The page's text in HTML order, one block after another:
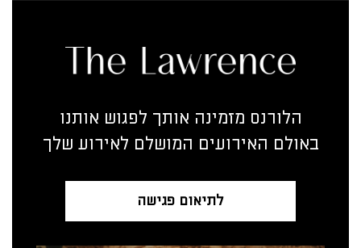
הלורנס מזמינה אותך לפגוש אותנו
באולם האירועים המושלם לאירוע שלך
לתיאום פגישה